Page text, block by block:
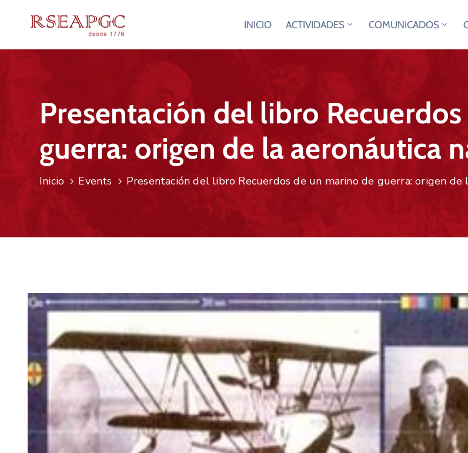
INICIO ACTIVIDADES COMUNICADOS
Presentación del libro
guerra: origen de la aeronáutica
Inicio Events Presentación del libro Recuerdos de un marino de guerra: origen de